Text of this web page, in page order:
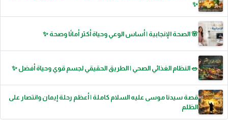
✨
🌸 الصحة الإنجابية | أساس الوعي وحياة أكثر أمانًا وصحة ✨
🥗 النظام الغذائي الصحي | الطريق الحقيقي لجسم قوي وحياة أفضل ✨
قصة سيدنا موسى عليه السلام كاملة | أعظم رحلة إيمان وانتصار على
الظلم